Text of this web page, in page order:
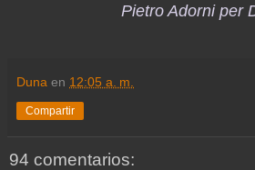
Pietro Adorni per
Duna en 12:05 a. m.
Compartir
94 comentarios: